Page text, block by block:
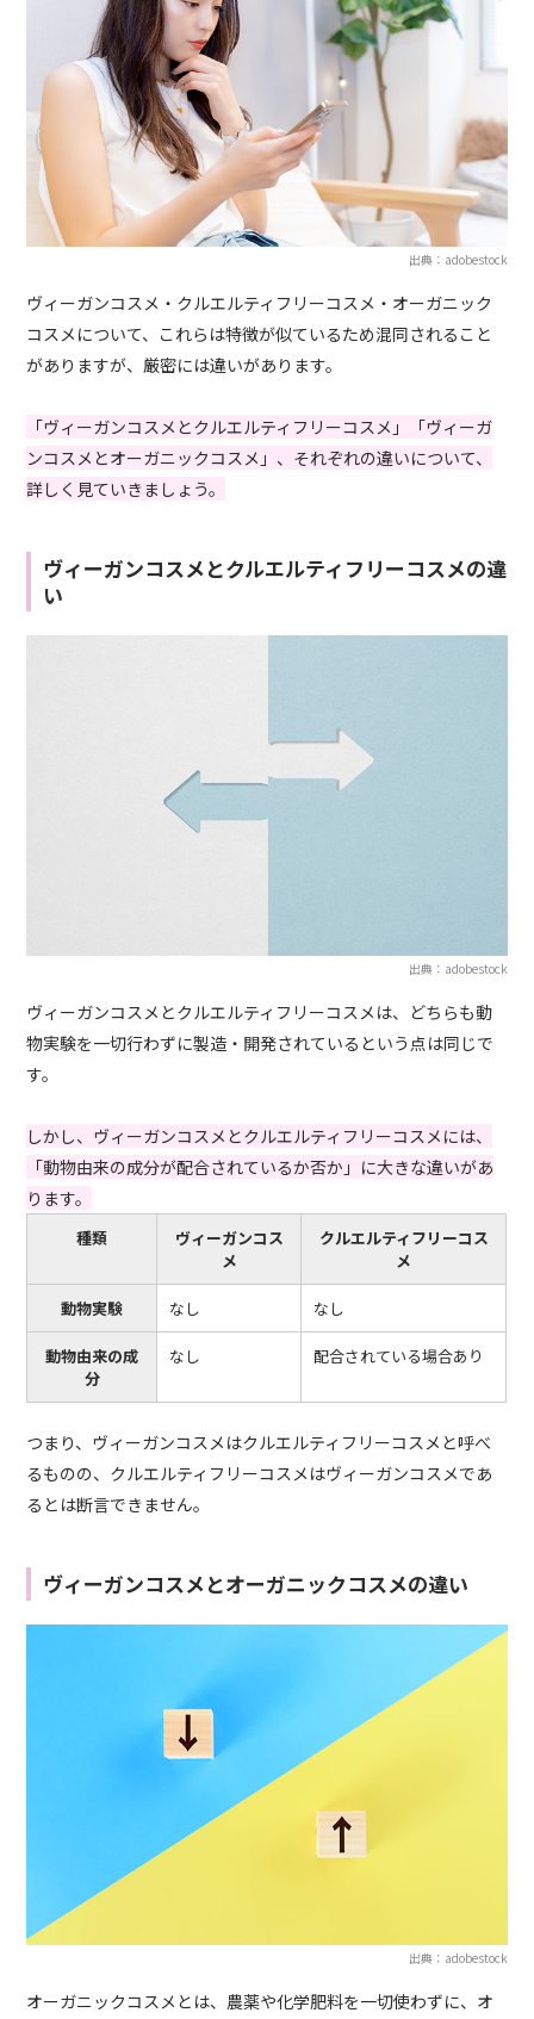
出典：adobestock
ヴィーガンコスメ・クルエルティフリーコスメ・オーガニック
コスメについて、これらは特徴が似ているため混同されること
がありますが、厳密には違いがあります。
「ヴィーガンコスメとクルエルティフリーコスメ」「ヴィーガ
ンコスメとオーガニックコスメ」、それぞれの違いについて、
詳しく見ていきましょう。
ヴィーガンコスメとクルエルティフリーコスメの違
い
出典：adobestock
ヴィーガンコスメとクルエルティフリーコスメは、どちらも動
物実験を一切行わずに製造・開発されているという点は同じで
す。
しかし、ヴィーガンコスメとクルエルティフリーコスメには、
「動物由来の成分が配合されているか否か」に大きな違いがあ
ります。
種類
ヴィーガンコス
メ
クルエルティフリーコス
メ
動物実験 なし なし
動物由来の成
分
なし 配合されている場合あり
つまり、ヴィーガンコスメはクルエルティフリーコスメと呼べ
るものの、クルエルティフリーコスメはヴィーガンコスメであ
るとは断言できません。
ヴィーガンコスメとオーガニックコスメの違い
出典：adobestock
オーガニックコスメとは、農薬や化学肥料を一切使わずに、オ